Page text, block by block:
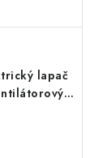
lapač